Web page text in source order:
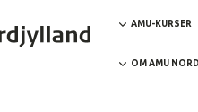
AMU-KURSER
OM AMU